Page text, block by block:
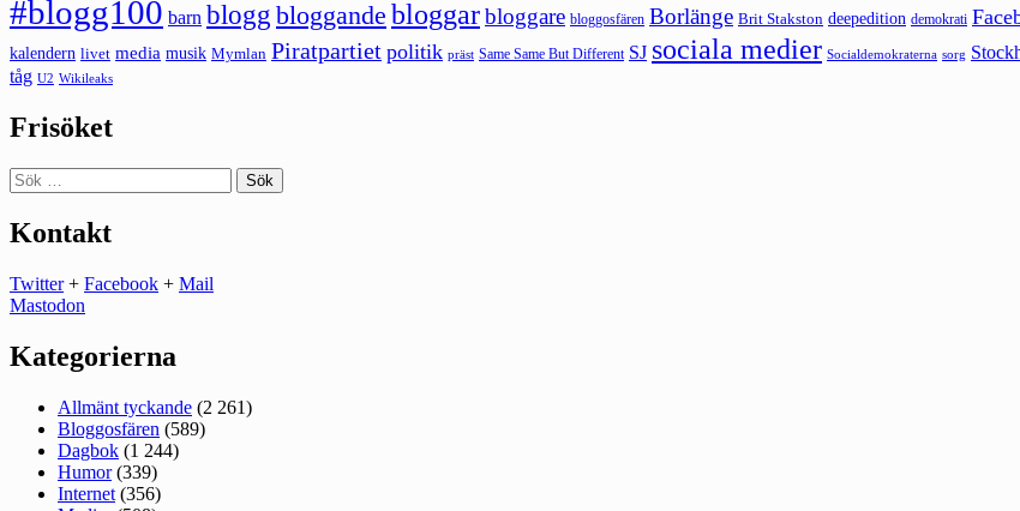
#blogg100 barn blogg bloggande bloggarbloggare bloggosfären Borlänge Brit Stakston deepedition demokrati
kalendern livet media musik Mymlan Piratpartiet politik präst Same Same But Different SJ sociala medier Socialdemokraterna sorg
tåg U2 Wikileaks
Frisöket
Sök
efter:
Kontakt
Twitter+ Facebook + Mail
Mastodon
Kategorierna
Allmänt tyckande (2 261)
Bloggosfären (589)
Dagbok (1 244)
Humor(339)
Internet (356)